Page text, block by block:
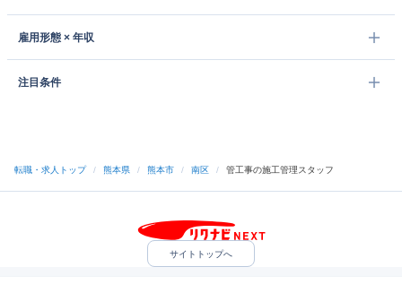
雇用形態 × 年収
注目条件
転職・求人トップ / 熊本県 / 熊本市 / 南区 / 管工事の施工管理スタッフ
サイトトップへ